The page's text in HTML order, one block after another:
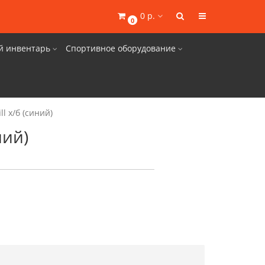
0 0 р.
инвентарь Спортивное оборудование
х/б (синий)